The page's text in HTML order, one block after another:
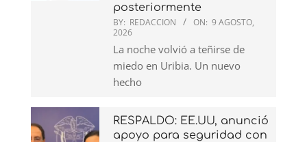
posteriormente
BY: REDACCION ON: 9 AGOSTO,
2026
La noche volvió a teñirse de
miedo en Uribia. Un nuevo
hecho
RESPALDO: EE.UU, anunció
apoyo para seguridad con